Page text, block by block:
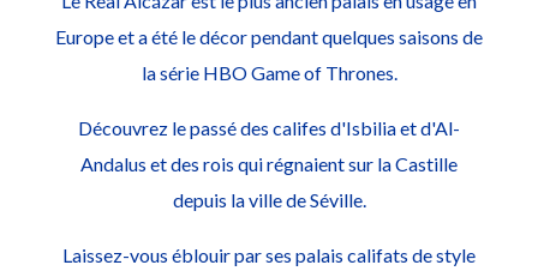
Europe et a été le décor pendant quelques saisons de
la série HBO Game of Thrones.
Découvrez le passé des califes d'Isbilia et d'Al-
Andalus et des rois qui régnaient sur la Castille
depuis la ville de Séville.
Laissez-vous éblouir par ses palais califats de style